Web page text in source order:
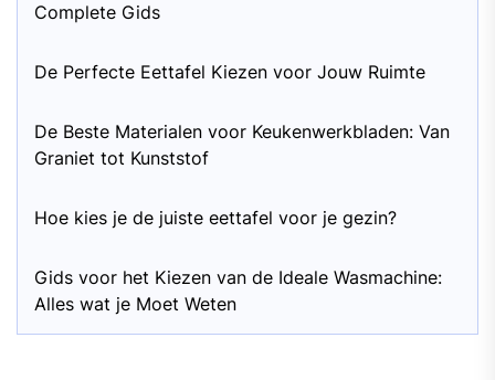
Complete Gids
De Perfecte Eettafel Kiezen voor Jouw Ruimte
De Beste Materialen voor Keukenwerkbladen: Van
Graniet tot Kunststof
Hoe kies je de juiste eettafel voor je gezin?
Gids voor het Kiezen van de Ideale Wasmachine:
Alles wat je Moet Weten